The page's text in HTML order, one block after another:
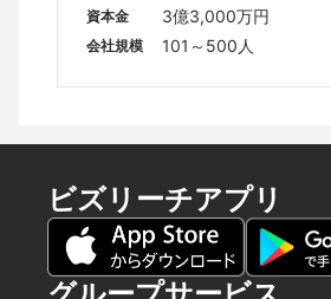
6階
資本金 3億3,000万円
会社規模 101～500人
ビズリーチアプリ